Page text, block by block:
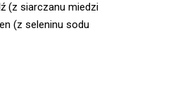
(z siarczanu miedzi
(z seleninu sodu